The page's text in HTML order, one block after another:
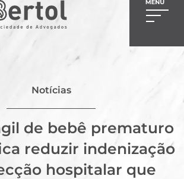
Notícias
de bebê prematuro
reduzir indenização
hospitalar que